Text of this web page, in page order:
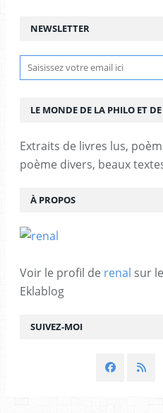
NEWSLETTER
SUIVEZ-MOI
LE MONDE DE LA PHILO ET DE
Extraits de livres lus,
poème divers, beaux
À PROPOS
Voir le profil de renal sur
Eklablog